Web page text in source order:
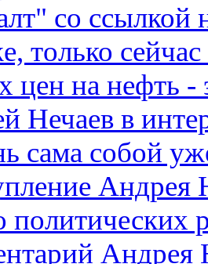
со
только
цен на нефть -
Нечаев в
сама собой
Андрея
политических
Андрея